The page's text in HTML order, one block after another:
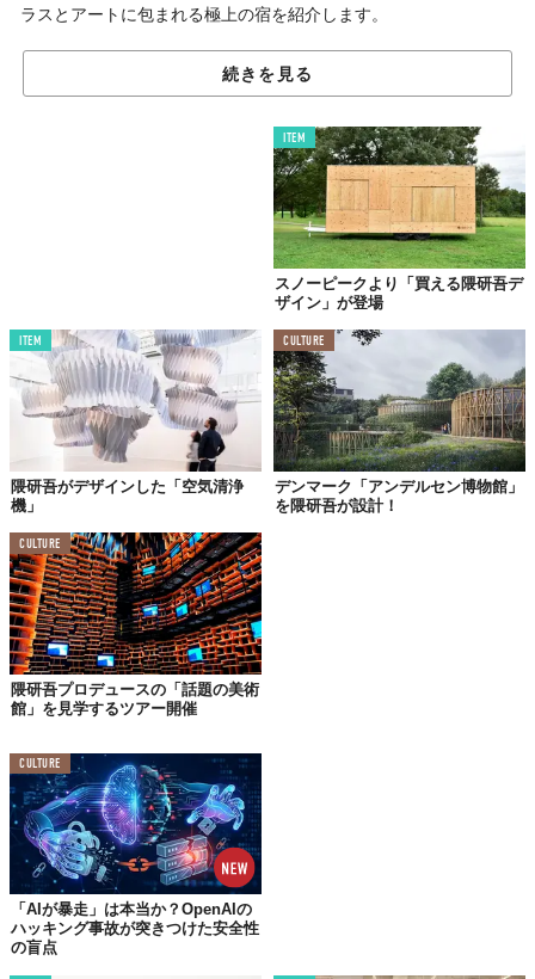
ラスとアートに包まれる極上の宿を紹介します。
海に融けこむ
ウォーターバルコニー
一日わずか4組限定、全4部屋。心の贅沢を得るのに、これ以上な
い至福の空間。それが「ATAMI海峯楼
に建つこの宿は、もともと、ある企業の迎賓館として隈氏が設
計・デザインを手がけたもの。2011年より、高級旅館として生ま
れ変わりました。
全室オーシャンビューの部屋から相模湾を一望できるのは、言う
に及ばず。隈氏の意匠は、その海と部屋、さらにはここで紹介す
こむように境界線を失う、不思議な調和感にあるのかもしれませ
ん。
日本の伝統技法を
現代にアップグレード
続きを見る
ITEM
スノーピークより「買える隈研吾デ
ザイン」が登場
ITEM
隈研吾がデザインした「空気清浄
機」
CULTURE
デンマーク「アンデルセン博物館」
を隈研吾が設計！
CULTURE
隈研吾プロデュースの「話題の美術
館」を見学するツアー開催
CULTURE
「AIが暴走」は本当か？OpenAIの
ハッキング事故が突きつけた安全性
の盲点